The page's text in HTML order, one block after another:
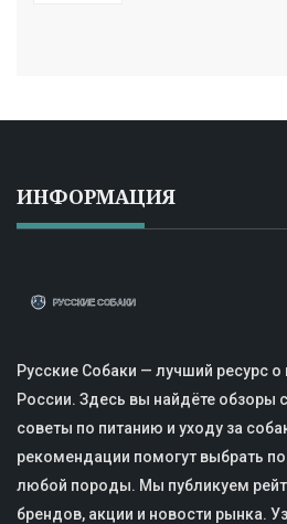
ИНФОРМАЦИЯ
Русские Собаки — лучший ресурс
России. Здесь вы найдёте обзоры
советы по питанию и уходу за
рекомендации помогут выбрать
любой породы. Мы публикуем
брендов, акции и новости рынка.